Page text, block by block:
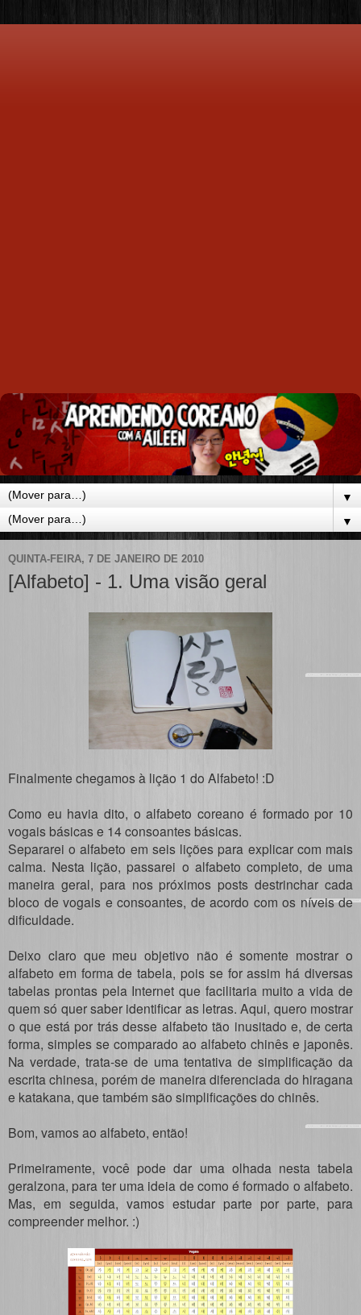
▼
▼
QUINTA-FEIRA, 7 DE JANEIRO DE 2010
[Alfabeto] - 1. Uma visão geral
Finalmente chegamos à lição 1 do Alfabeto! :D
Como eu havia dito, o alfabeto coreano é formado por 10
vogais básicas e 14 consoantes básicas.
Separarei o alfabeto em seis lições para explicar com mais
calma. Nesta lição, passarei o alfabeto completo, de uma
maneira geral, para nos próximos posts destrinchar cada
bloco de vogais e consoantes, de acordo com os níveis de
dificuldade.
Deixo claro que meu objetivo não é somente mostrar o
alfabeto em forma de tabela, pois se for assim há diversas
tabelas prontas pela Internet que facilitaria muito a vida de
quem só quer saber identificar as letras. Aqui, quero mostrar
o que está por trás desse alfabeto tão inusitado e, de certa
forma, simples se comparado ao alfabeto chinês e japonês.
Na verdade, trata-se de uma tentativa de simplificação da
escrita chinesa, porém de maneira diferenciada do hiragana
e katakana, que também são simplificações do chinês.
Bom, vamos ao alfabeto, então!
Primeiramente, você pode dar uma olhada nesta tabela
geralzona, para ter uma ideia de como é formado o alfabeto.
Mas, em seguida, vamos estudar parte por parte, para
compreender melhor. :)